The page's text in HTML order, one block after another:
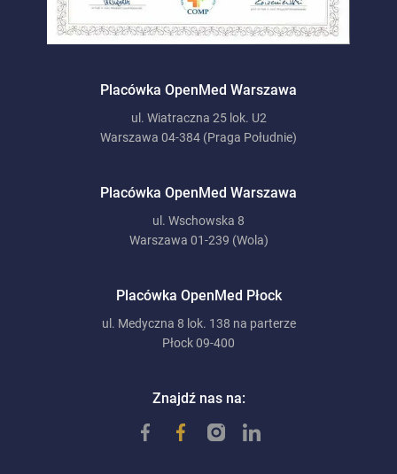
Placówka OpenMed Warszawa
ul. Wiatraczna 25 lok. U2
Warszawa 04-384 (Praga Południe)
Placówka OpenMed Warszawa
ul. Wschowska 8
Warszawa 01-239 (Wola)
Placówka OpenMed Płock
ul. Medyczna 8 lok. 138 na parterze
Płock 09-400
Znajdź nas na: